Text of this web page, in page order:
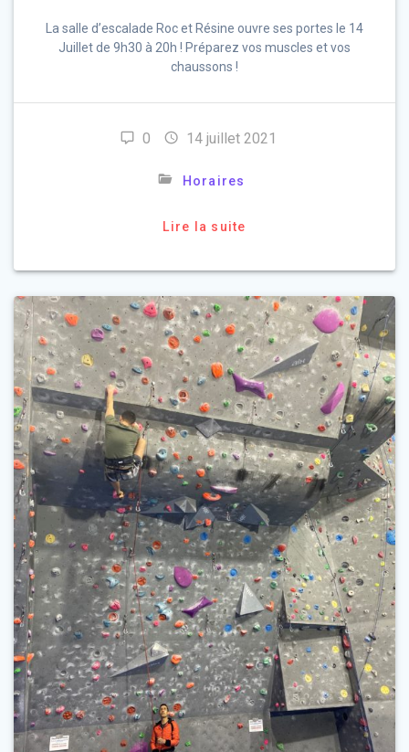
La salle d’escalade Roc et Résine ouvre ses portes le 14
Juillet de 9h30 à 20h ! Préparez vos muscles et vos
chaussons !
0 14 juillet 2021
Horaires
Lire la suite